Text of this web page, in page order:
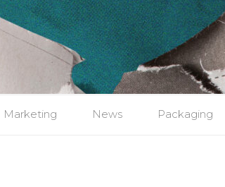
Marketing News Packaging